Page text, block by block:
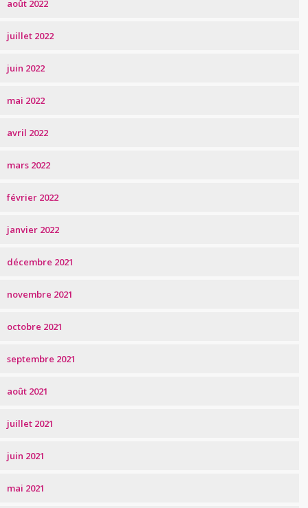
août 2022
juillet 2022
juin 2022
mai 2022
avril 2022
mars 2022
février 2022
janvier 2022
décembre 2021
novembre 2021
octobre 2021
septembre 2021
août 2021
juillet 2021
juin 2021
mai 2021